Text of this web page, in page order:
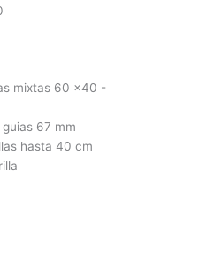
mixtas 60 x40 -
67 mm
hasta 40 cm